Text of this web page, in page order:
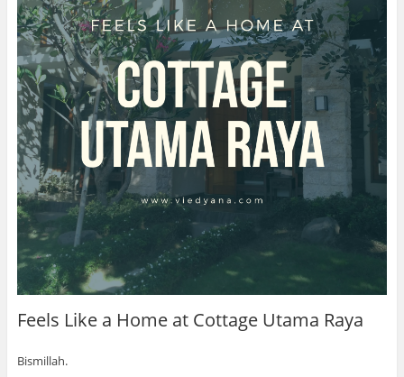
Feels Like a Home at Cottage Utama Raya
Bismillah.